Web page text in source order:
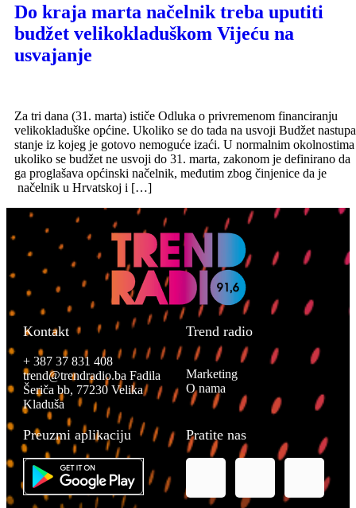
Do kraja marta načelnik treba uputiti
budžet velikokladuškom Vijeću na
usvajanje
Za tri dana (31. marta) ističe Odluka o privremenom financiranju
velikokladuške općine. Ukoliko se do tada na usvoji Budžet nastupa
stanje iz kojeg je gotovo nemoguće izaći. U normalnim okolnostima
ukoliko se budžet ne usvoji do 31. marta, zakonom je definirano da
ga proglašava općinski načelnik, međutim zbog činjenice da je
načelnik u Hrvatskoj i […]
Kontakt
+ 387 37 831 408
trend@trendradio.ba Fadila
Šeriča bb, 77230 Velika
Kladuša
Trend radio
Marketing
O nama
Preuzmi aplikaciju Pratite nas